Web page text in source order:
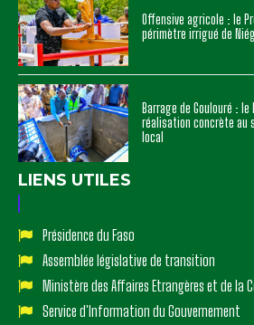
Offensive agricole : le
périmètre irrigué de
Barrage de Goulouré :
réalisation concrète au
local
LIENS UTILES
Présidence du Faso
Assemblée législative de transition
Ministère des Affaires Etrangères et de la
Service d'Information du Gouvernement